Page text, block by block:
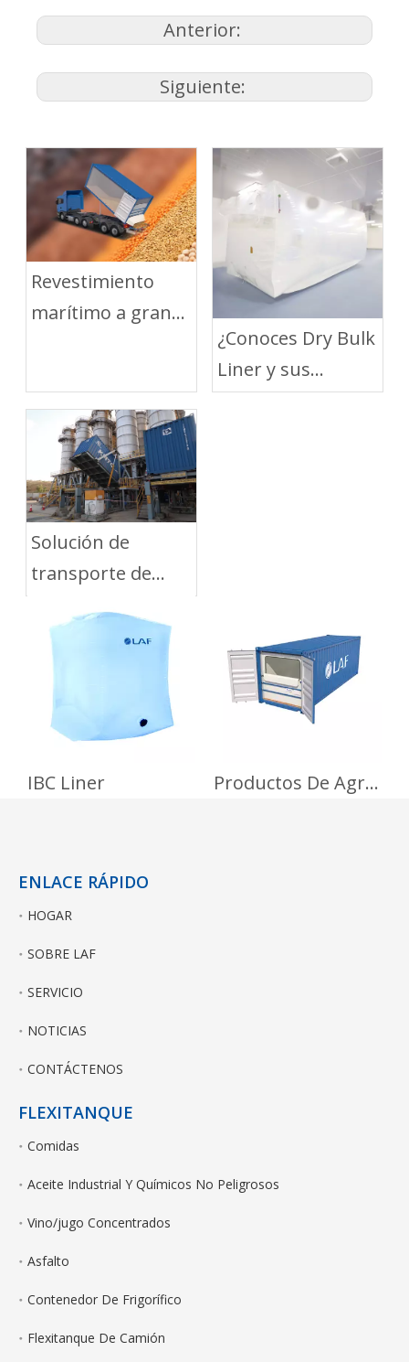
Anterior:
Siguiente:
Revestimiento
marítimo a granel
¿Conoces Dry Bulk
Liner y sus
beneficios?
Solución de
transporte de
silo a silo en
IBC Liner Productos De Agriculturas
ENLACE RÁPIDO
HOGAR
SOBRE LAF
SERVICIO
NOTICIAS
CONTÁCTENOS
FLEXITANQUE
Comidas
Aceite Industrial Y Químicos No Peligrosos
Vino/jugo Concentrados
Asfalto
Contenedor De Frigorífico
Flexitanque De Camión